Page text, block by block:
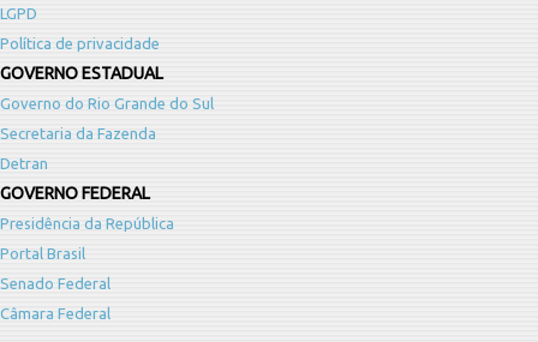
LGPD
Política de privacidade
GOVERNO ESTADUAL
Governo do Rio Grande do Sul
Secretaria da Fazenda
Detran
GOVERNO FEDERAL
Presidência da República
Portal Brasil
Senado Federal
Câmara Federal